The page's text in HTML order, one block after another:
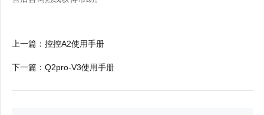
上一篇 ：控控A2使用手册
下一篇 ：Q2pro-V3使用手册